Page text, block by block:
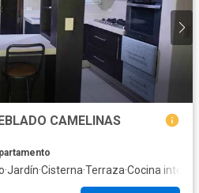
CAMELINAS
·Jardín·Cisterna·Terraza·Cocina